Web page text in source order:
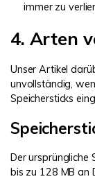
immer zu
4. Arten
Unser Artikel
unvollständig,
Speichersticks
Der ursprüngliche
bis zu 128 MB an